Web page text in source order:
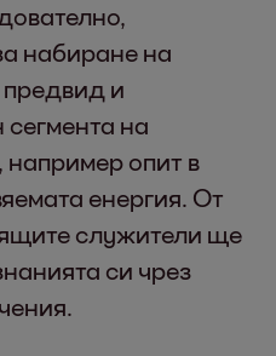
набиране на
и
на
опит в
енергия. От
служители ще
си чрез